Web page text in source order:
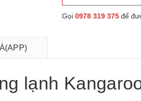
Gọi 0978 319 375để
lạnh